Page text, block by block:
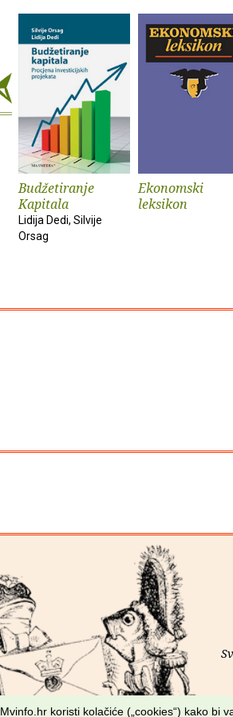
Budžetiranje
Kapitala
Lidija Dedi, Silvije
Orsag
Ekonomski
leksikon
Mvinfo.hr koristi kolačiće („cookies“) kako bi